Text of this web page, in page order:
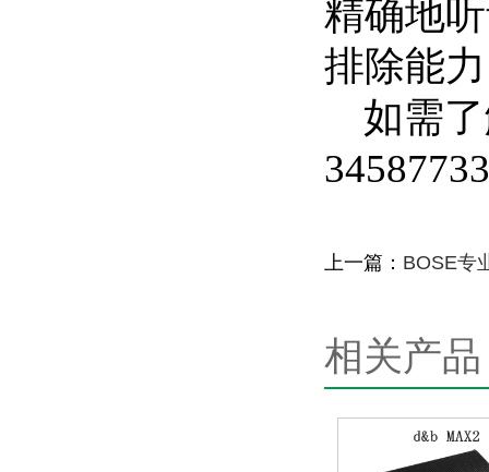
精确地
排除能
如需
34587733
上一篇： BOSE专
相关产